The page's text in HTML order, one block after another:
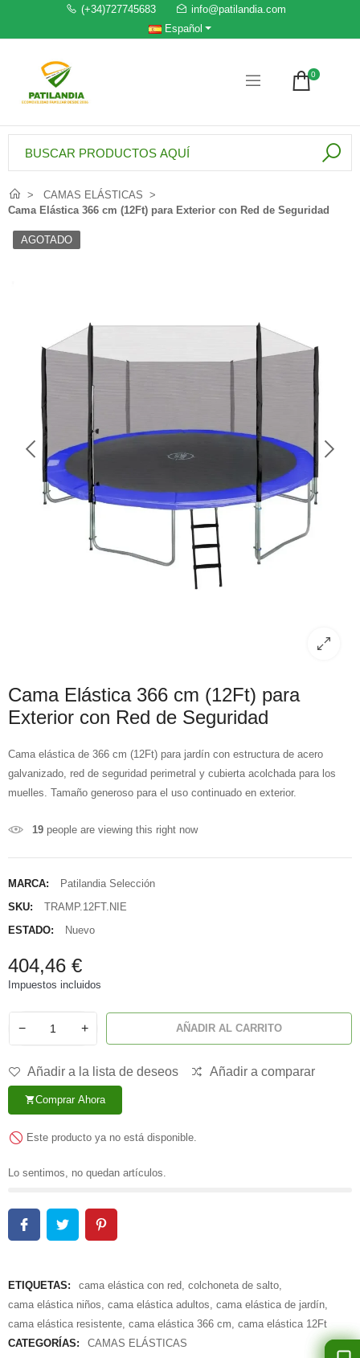
(+34)727745683
info@patilandia.com
Español
0
CAMAS ELÁSTICAS
Cama Elástica 366 cm (12Ft) para Exterior con Red de Seguridad
AGOTADO
Cama Elástica 366 cm (12Ft) para
Exterior con Red de Seguridad
Cama elástica de 366 cm (12Ft) para jardín con estructura de acero
galvanizado, red de seguridad perimetral y cubierta acolchada para los
muelles. Tamaño generoso para el uso continuado en exterior.
19 people are viewing this right now
MARCA:
Patilandia Selección
SKU:
TRAMP.12FT.NIE
ESTADO:
Nuevo
404,46 €
Impuestos incluidos
− + AÑADIR AL CARRITO
Añadir a la lista de deseos Añadir a comparar
shopping_cartComprar Ahora
Este producto ya no está disponible.
Lo sentimos, no quedan artículos.
ETIQUETAS: cama elástica con red colchoneta de salto
cama elástica niños cama elástica adultos cama elástica de jardín
cama elástica resistente cama elástica 366 cm cama elástica 12Ft
CATEGORÍAS:
CAMAS ELÁSTICAS